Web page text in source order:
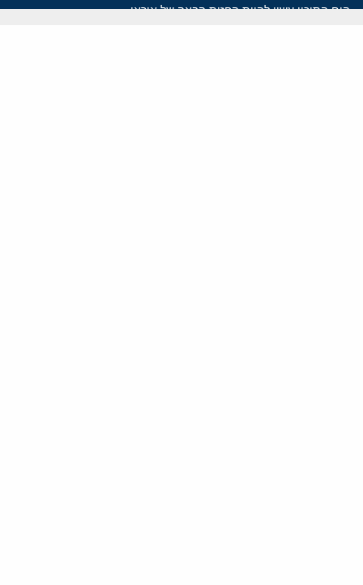
הים התיכון עשוי להיות החזית הבאה של איראן